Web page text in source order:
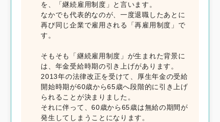
を、「継続雇用制度」と言います。
なかでも代表的なのが、一度退職したあとに
再び同じ企業で雇用される「再雇用制度」で
す。
そもそも「継続雇用制度」が生まれた背景に
は、年金受給時期の引き上げがあります。
2013年の法律改正を受けて、厚生年金の受給
開始時期が60歳から65歳へ段階的に引き上げ
られることが決まりました。
それに伴って、60歳から65歳は無給の期間が
発生してしまうことになります。